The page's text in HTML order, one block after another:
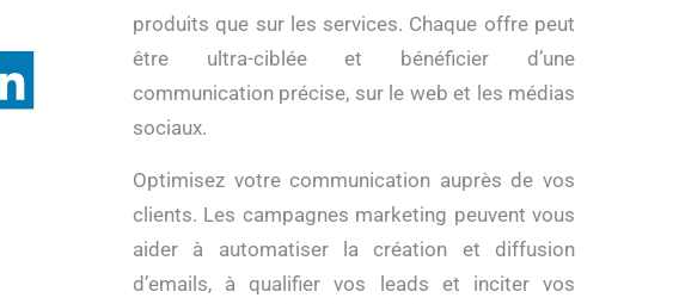
produits que sur les services. Chaque offre peut
être ultra-ciblée et bénéficier d’une
communication précise, sur le web et les médias
sociaux.
Optimisez votre communication auprès de vos
clients. Les campagnes marketing peuvent vous
aider à automatiser la création et diffusion
d’emails, à qualifier vos leads et inciter vos